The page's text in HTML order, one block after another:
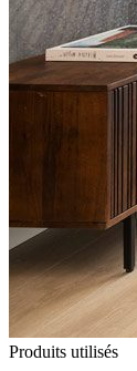
Produits utilisés